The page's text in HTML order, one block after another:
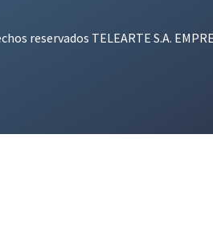
reservados TELEARTE S.A.